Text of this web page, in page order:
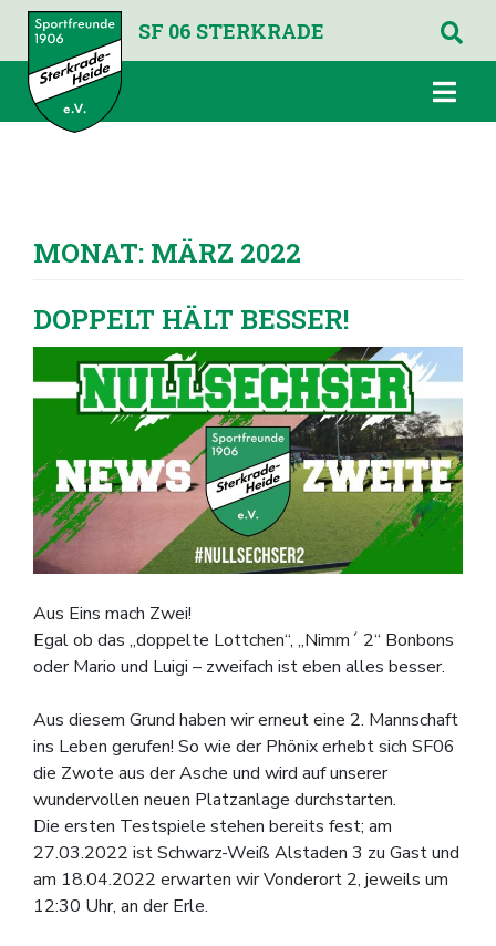
SF 06 STERKRADE
MONAT: MÄRZ 2022
DOPPELT HÄLT BESSER!
Aus Eins mach Zwei!
Egal ob das „doppelte Lottchen“, „Nimm´ 2“ Bonbons
oder Mario und Luigi – zweifach ist eben alles besser.
Aus diesem Grund haben wir erneut eine 2. Mannschaft
ins Leben gerufen! So wie der Phönix erhebt sich SF06
die Zwote aus der Asche und wird auf unserer
wundervollen neuen Platzanlage durchstarten.
Die ersten Testspiele stehen bereits fest; am
27.03.2022 ist Schwarz-Weiß Alstaden 3 zu Gast und
am 18.04.2022 erwarten wir Vonderort 2, jeweils um
12:30 Uhr, an der Erle.